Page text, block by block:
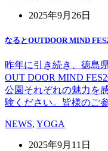
2025年9月26日
なるとOUTDOOR MIND
昨年に引き続き、徳島
OUT DOOR MIND
公園それぞれの魅力を
験ください。皆様のご
NEWS, YOGA
2025年9月11日